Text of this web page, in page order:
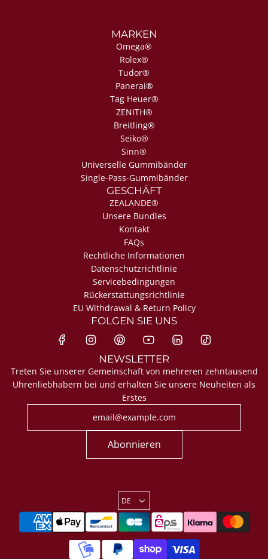
MARKEN
Omega®
Rolex®
Tudor®
Panerai®
Tag Heuer®
ZENITH®
Breitling®
Seiko®
Sinn®
Universelle Gummibänder
Single-Pass-Gummibänder
GESCHÄFT
ZEALANDE®
Unsere Bundles
Kontakt
FAQs
Rechtliche Informationen
Datenschutzrichtlinie
Servicebedingungen
Rückerstattungsrichtlinie
EU Withdrawal & Return Policy
FOLGEN SIE UNS
NEWSLETTER
Treten Sie unserer Gemeinschaft von mehreren zehntausend
Uhrenliebhabern bei und erhalten Sie unsere Neuheiten als
Erstes
Abonnieren
DE